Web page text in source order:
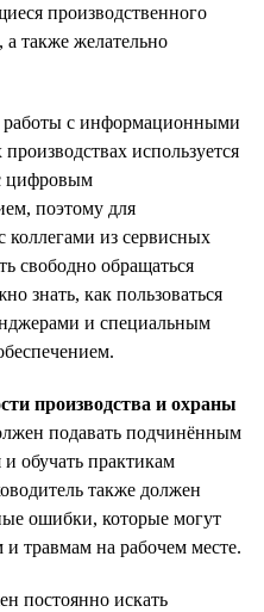
производственного
а также желательно
работы с информационными
используется
цифровым
поэтому для
коллегами из сервисных
свободно обращаться
знать, как пользоваться
и специальным
производства и охраны
подавать подчинённым
обучать практикам
также должен
ошибки, которые могут
травмам на рабочем месте.
постоянно искать